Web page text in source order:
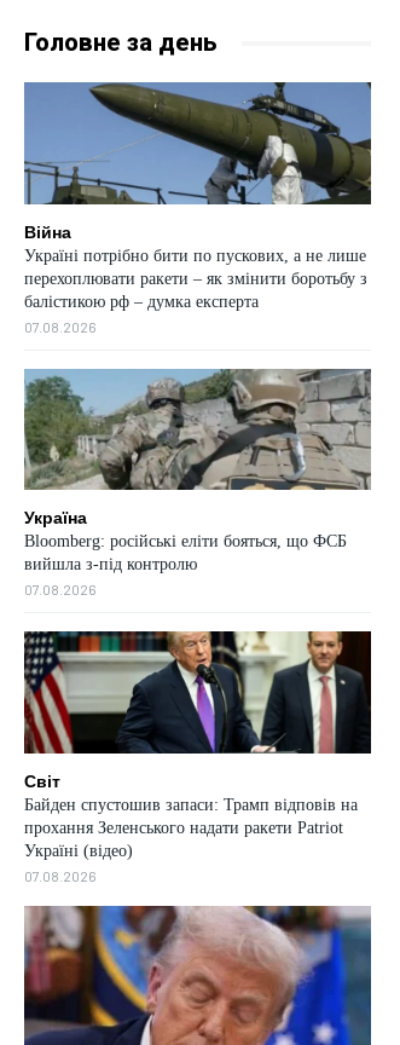
Головне за день
Війна
Україні потрібно бити по пускових, а не лише
перехоплювати ракети – як змінити боротьбу з
балістикою рф – думка експерта
07.08.2026
Україна
Bloomberg: російські еліти бояться, що ФСБ
вийшла з-під контролю
07.08.2026
Світ
Байден спустошив запаси: Трамп відповів на
прохання Зеленського надати ракети Patriot
Україні (відео)
07.08.2026